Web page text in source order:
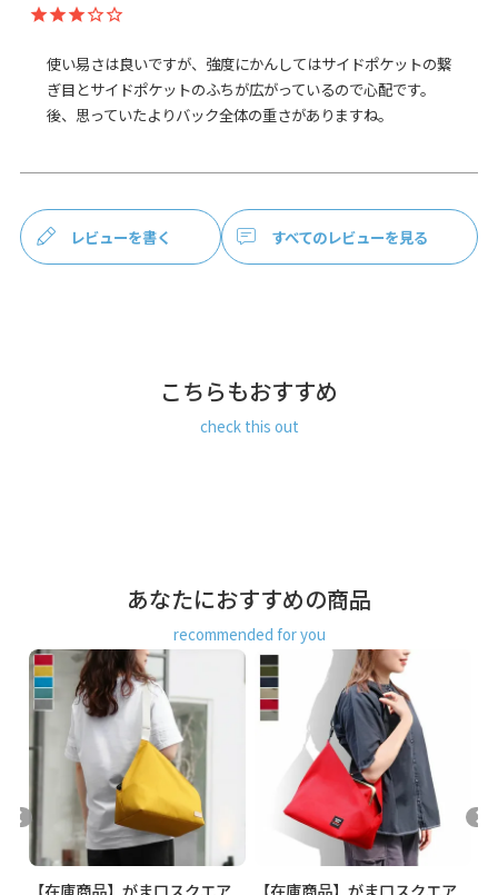
クレジットカード決済、Amazon Pay、PayPay、楽天ペイを
て頂く場合がございます。何卒ご了承下さいますようお願い
申し上げます。規約に基づき返品、キャンセルもお受付でき
ます。
商品説明
コンパクトで持ちやすい、ワンショルダーバッグ。
人気のスクエアワンショルダーバッグをコンパクトにしたが
・スッキリマチ幅＆3層構造で小分け収納。
で通勤・通学にもオススメ。前面側には内ポケットが付いて
・ショルダー紐の長さで2スタイル。
ショルダー紐を短めに調節するとサッと肩掛け、長めに調節
するとカジュアルなスタイルにも合わせやすい、斜め掛けに
もできます。
MATERIAL
コーデュラ(R) re/cor(TM)（レコー）:コーデュラ（R）糸と再
生PETのリサイクル糸をミックスした、軽量で堅牢度に優れ
たエコなファブリックで作られています。さらにテフロン
（R）加工が施されているので、高性能の撥水、防汚機能も
兼ね備えています。カジュアルにオールシーズン使えるカラ
使い易さは良いですが、強度にかんしてはサイドポケットの繋
ぎ目とサイドポケットのふちが広がっているので心配です。
後、思っていたよりバック全体の重さがありますね。
レビューを書く すべてのレビューを見る
こちらもおすすめ
check this out
あなたにおすすめの商品
recommended for you
【在庫商品】がま口スクエア 【在庫商品】がま口スクエア